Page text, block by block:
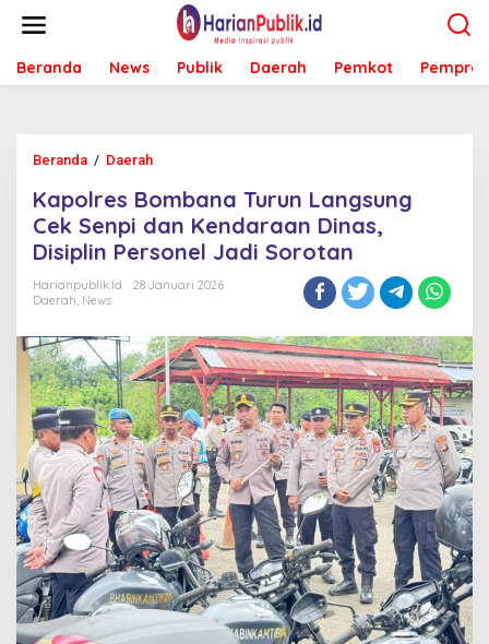
t
Beranda News Publik Daerah Pemkot Pemprov
Beranda / Daerah
p
o
l
r
e
o
m
b
a
n
a
T
u
r
u
n
L
a
n
g
s
Kapolres Bombana Turun Langsung
Cek Senpi dan Kendaraan Dinas,
Disiplin Personel Jadi Sorotan
Harianpublik.id
28 Januari 2026
Daerah, News